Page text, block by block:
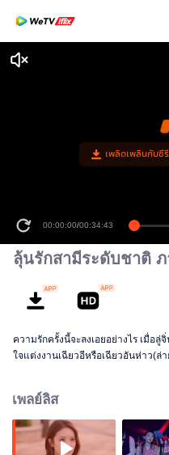
เพลิดเพลินกับซี
00:00:00/00:34:43
ลุ้นรักสามีระดับชาติ ภ
ความรักครั้งนี้จะลงเอยอย่างไร เมื่อ
ใจแต่งงานเฉียวอีหรือเฉียวอันห่าว(ล่
เหมือนจะราบรื่นไร้อุปสรรค แต่กลับ
ของพวกเขาต้องสั่นคลอน จนถึงขั้นต้
ช่วยให้ก้าวข้ามอุปสรรคในคู่ชีวิตได้ห
เพลย์ลิส